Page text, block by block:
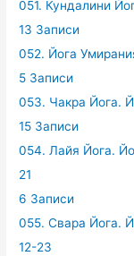
051. Кундалини
13 Записи
052. Йога
5 Записи
053. Чакра Йога.
15 Записи
054. Лайя Йога.
21
6 Записи
055. Свара Йога.
12-23